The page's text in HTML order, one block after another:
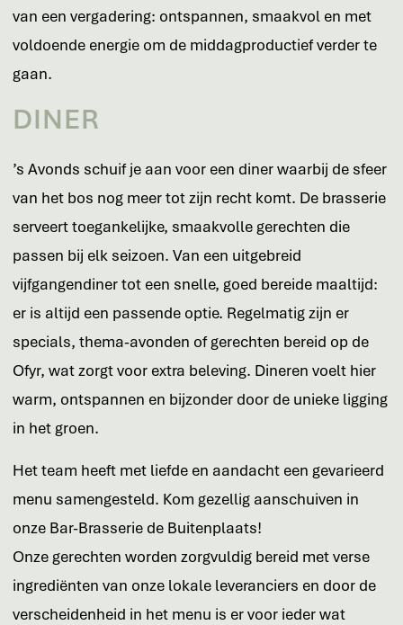
van een vergadering: ontspannen, smaakvol en met
voldoende energie om de middagproductief verder te
gaan.
DINER
’s Avonds schuif je aan voor een diner waarbij de sfeer
van het bos nog meer tot zijn recht komt. De brasserie
serveert toegankelijke, smaakvolle gerechten die
passen bij elk seizoen. Van een uitgebreid
vijfgangendiner tot een snelle, goed bereide maaltijd:
er is altijd een passende optie. Regelmatig zijn er
specials, thema-avonden of gerechten bereid op de
Ofyr, wat zorgt voor extra beleving. Dineren voelt hier
warm, ontspannen en bijzonder door de unieke ligging
in het groen.
Het team heeft met liefde en aandacht een gevarieerd
menu samengesteld. Kom gezellig aanschuiven in
onze Bar-Brasserie de Buitenplaats!
Onze gerechten worden zorgvuldig bereid met verse
ingrediënten van onze lokale leveranciers en door de
verscheidenheid in het menu is er voor ieder wat